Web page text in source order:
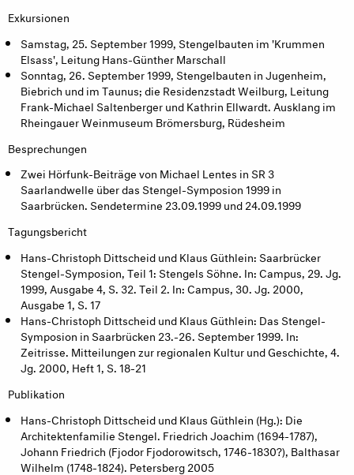
Exkursionen
Samstag, 25. September 1999, Stengelbauten im 'Krummen
Elsass', Leitung Hans-Günther Marschall
Sonntag, 26. September 1999, Stengelbauten in Jugenheim,
Biebrich und im Taunus; die Residenzstadt Weilburg, Leitung
Frank-Michael Saltenberger und Kathrin Ellwardt. Ausklang im
Rheingauer Weinmuseum Brömersburg, Rüdesheim
Besprechungen
Zwei Hörfunk-Beiträge von Michael Lentes in SR 3
Saarlandwelle über das Stengel-Symposion 1999 in
Saarbrücken. Sendetermine 23.09.1999 und 24.09.1999
Tagungsbericht
Hans-Christoph Dittscheid und Klaus Güthlein: Saarbrücker
Stengel-Symposion, Teil 1: Stengels Söhne. In: Campus, 29. Jg.
1999, Ausgabe 4, S. 32. Teil 2. In: Campus, 30. Jg. 2000,
Ausgabe 1, S. 17
Hans-Christoph Dittscheid und Klaus Güthlein: Das Stengel-
Symposion in Saarbrücken 23.-26. September 1999. In:
Zeitrisse. Mitteilungen zur regionalen Kultur und Geschichte, 4.
Jg. 2000, Heft 1, S. 18-21
Publikation
Hans-Christoph Dittscheid und Klaus Güthlein (Hg.): Die
Architektenfamilie Stengel. Friedrich Joachim (1694-1787),
Johann Friedrich (Fjodor Fjodorowitsch, 1746-1830?), Balthasar
Wilhelm (1748-1824). Petersberg 2005